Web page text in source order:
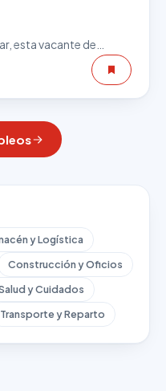
esta vacante de
oportunidad. El
los que…
y Logística
Construcción y Oficios
y Cuidados
Transporte y Reparto